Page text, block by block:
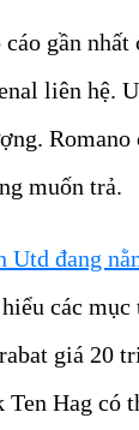
cáo gần
liên hệ.
muốn trả.
Utd đang
các mục
giá 20
Ten Hag có